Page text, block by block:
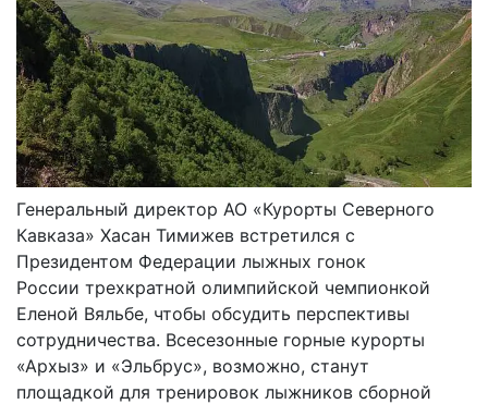
Генеральный директор АО «Курорты Северного
Кавказа» Хасан Тимижев встретился с
Президентом Федерации лыжных гонок
России трехкратной олимпийской чемпионкой
Еленой Вяльбе, чтобы обсудить перспективы
сотрудничества. Всесезонные горные курорты
«Архыз» и «Эльбрус», возможно, станут
площадкой для тренировок лыжников сборной